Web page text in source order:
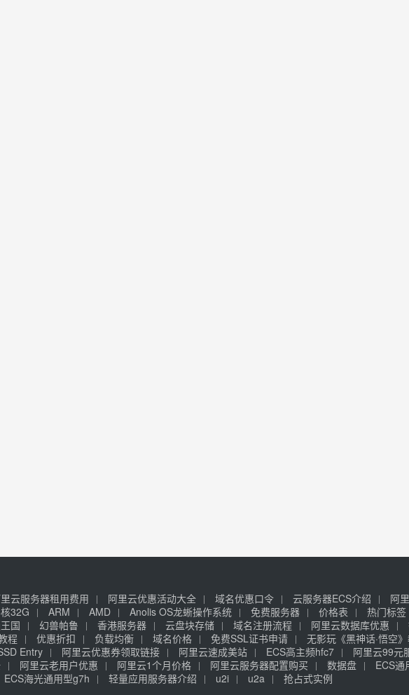
云服务器租用费用 阿里云优惠活动大全 域名优惠口令 云服务器ECS介绍 阿
32G ARM AMD Anolis OS龙蜥操作系统 免费服务器 价格表 热门标签
国 幻兽帕鲁 香港服务器 云盘块存储 域名注册流程 阿里云数据库优惠
程 优惠折扣 负载均衡 域名价格 免费SSL证书申请 无影玩《黑神话·悟空
Entry 阿里云优惠券领取链接 阿里云速成美站 ECS高主频hfc7 阿里云99元
阿里云老用户优惠 阿里云1个月价格 阿里云服务器配置购买 数据盘 ECS通
ECS海光通用型g7h 轻量应用服务器介绍 u2i u2a
抢占式实例